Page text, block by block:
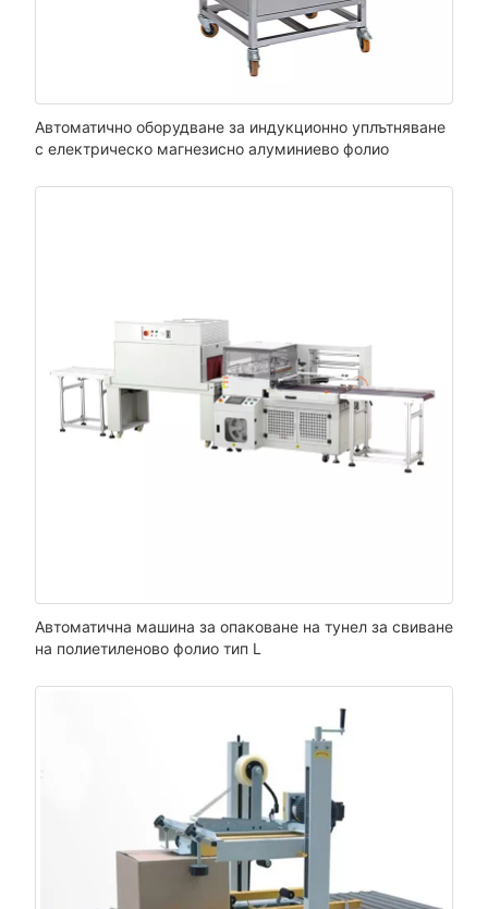
Автоматично оборудване за индукционно уплътняване
с електрическо магнезисно алуминиево фолио
Автоматична машина за опаковане на тунел за свиване
на полиетиленово фолио тип L